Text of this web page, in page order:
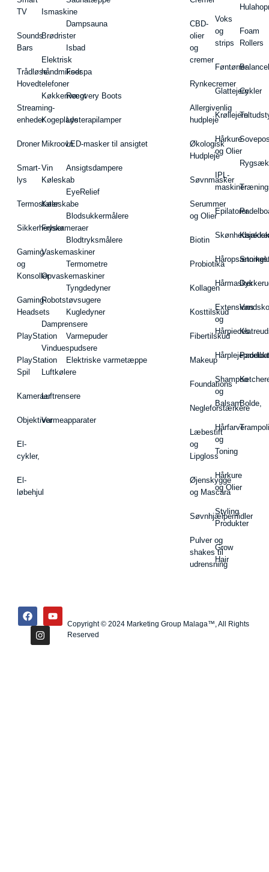
TV
Sounds
Bars
Trådløse
Hovedtelefoner
Streaming-
enheder
Droner
Smart-
lys
Termostater
Sikkerhedskameraer
Gaming
og
Konsoller
Gaming-
Headsets
PlayStation
PlayStation
Spil
Kameraer
Objektiver
El-
cykler,
El-
løbehjul
Ismaskine
Brødrister
Elektrisk
håndmikser
Køkkenvægt
Kogeplade
Mikroovn
Vin
Køleskab
Køleskabe
Fryser
Vaskemaskiner
Opvaskemaskiner
Robotstøvsugere
Damprensere
Vinduespudsere
Luftkølere
Luftrensere
Varmeapparater
Dampsauna
Isbad
Fodspa
Recovery Boots
Lysterapilamper
LED-masker til ansigtet
Ansigtsdampere
EyeRelief
Blodsukkermålere
Blodtryksmålere
Termometre
Tyngdedyner
Kugledyner
Varmepuder
Elektriske varmetæppe
CBD-
olier
og
cremer
Rynkecremer
Allergivenlig
hudpleje
Økologisk
Hudpleje
Søvnmasker
Serummer
og Olier
Biotin
Probiotika
Kollagen
Kosttilskud
Fibertilskud
Makeup
Foundations
Negleforstærkere
Læbestift
og
Lipgloss
Øjenskygge
og Mascara
Søvnhjælpemidler
Pulver og
shakes til
udrensning
Voks
og
strips
Føntørrer
Glattejern
Krøllejern
Hårkure
og Olier
IPL-
maskiner
Epilatorer
Hårmasker
Extensions
og
Hårpieces
Shampoo
og
Balsam
Hårfarve
og
Toning
Hårkure
og Olier
Styling
Produkter
Grow
Hair
Foam
Rollers
Cykler
Vandsko
Bolde,
Copyright © 2024 Marketing Group Malaga™, All Rights
Reserved